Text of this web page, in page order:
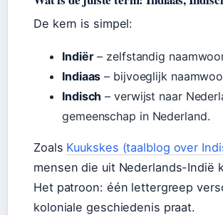
De kern is simpel:
Indiër– zelfstandig
Indiaas – bijvoeglijk
Indisch – verwijst naar
gemeenschap in Nederland.
Zoals Kuukskes (taalblog over
mensen die uit Nederlands-Indië
Het patroon: één lettergreep
koloniale geschiedenis praat.